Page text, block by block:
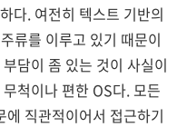
다. 여전히 텍스트 기반의
류를 이루고 있기 때문이
담이 좀 있는 것이 사실이
척이나 편한 OS다. 모든
직관적이어서 접근하기